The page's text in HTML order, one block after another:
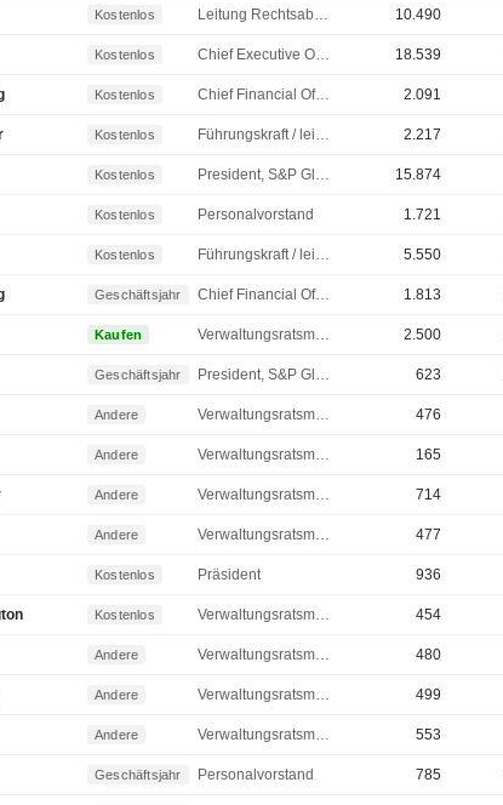
Kostenlos Leitung Rechtsabteilung 10.490
Kostenlos Chief Executive Officer (CEO) 18.539
Kostenlos Chief Financial Officer (CFO) 2.091
Kostenlos Führungskraft / leitender Angestellter 2.217
Kostenlos President, S&P Global Mobility 15.874
Kostenlos Personalvorstand 1.721
Kostenlos Führungskraft / leitender Angestellter 5.550
Geschäftsjahr Chief Financial Officer (CFO) 1.813
Kaufen Verwaltungsratsmitglied 2.500
Geschäftsjahr President, S&P Global Mobility 623
Andere Verwaltungsratsmitglied 476
Andere Verwaltungsratsmitglied 165
Andere Verwaltungsratsmitglied 714
Andere Verwaltungsratsmitglied 477
Kostenlos Präsident 936
Kostenlos Verwaltungsratsmitglied 454
Andere Verwaltungsratsmitglied 480
Andere Verwaltungsratsmitglied 499
Andere Verwaltungsratsmitglied 553
Geschäftsjahr Personalvorstand 785